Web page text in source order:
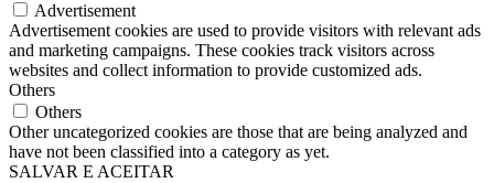
Advertisement
Advertisement cookies are used to provide visitors with relevant ads
and marketing campaigns. These cookies track visitors across
websites and collect information to provide customized ads.
Others
Others
Other uncategorized cookies are those that are being analyzed and
have not been classified into a category as yet.
SALVAR E ACEITAR